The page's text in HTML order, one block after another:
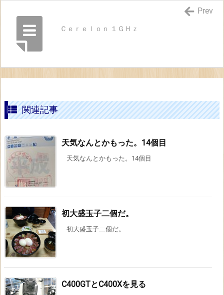
Ｃｅｒｅｌｏｎ １ＧＨｚ
Prev
関連記事
天気なんとかもった。14個目
天気なんとかもった。14個目
初大盛玉子二個だ。
初大盛玉子二個だ。
C400GTとC400Xを見る